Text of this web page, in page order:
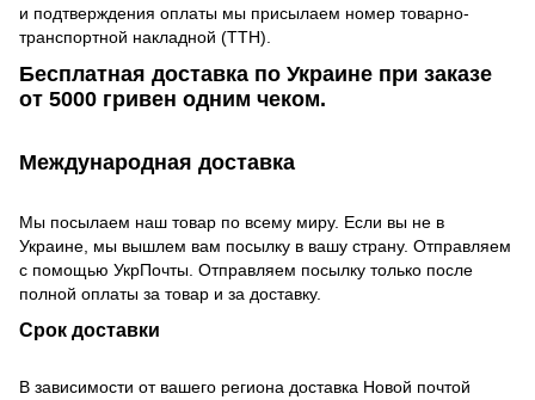
и подтверждения оплаты мы присылаем номер товарно-
транспортной накладной (ТТН).
Бесплатная доставка по Украине при заказе
от 5000 гривен одним чеком.
Международная доставка
Мы посылаем наш товар по всему миру. Если вы не в
Украине, мы вышлем вам посылку в вашу страну. Отправляем
с помощью УкрПочты. Отправляем посылку только после
полной оплаты за товар и за доставку.
Срок доставки
В зависимости от вашего региона доставка Новой почтой